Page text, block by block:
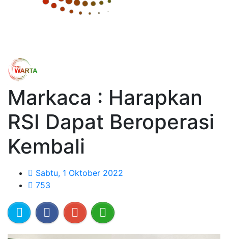
Markaca : Harapkan
RSI Dapat Beroperasi
Kembali
Sabtu, 1 Oktober 2022
753